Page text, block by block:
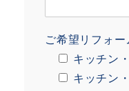
ご希望リフォ
キッチン
キッチン